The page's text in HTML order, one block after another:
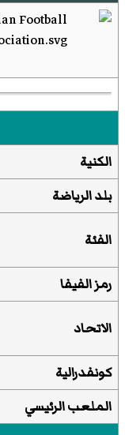
الكنية
بلد الرياضة
الفئة
رمز الفيفا
الاتحاد
كونفدرالية
الملعب الرئيسي